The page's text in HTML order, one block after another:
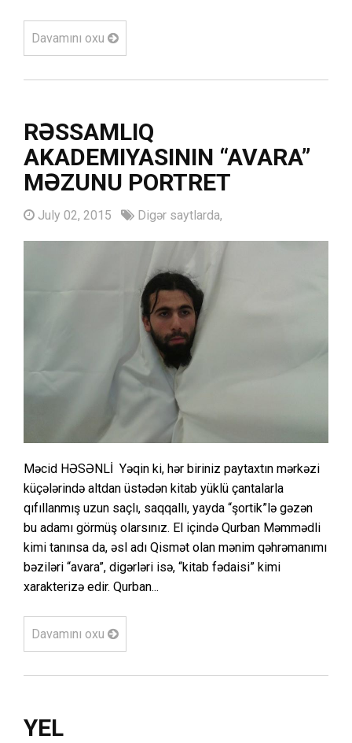
Davamını oxu
RƏSSAMLIQ
AKADEMIYASININ “AVARA”
MƏZUNU PORTRET
July 02, 2015 Digər saytlarda,
Məcid HƏSƏNLİ Yəqin ki, hər biriniz paytaxtın mərkəzi
küçələrində altdan üstədən kitab yüklü çantalarla
qıfıllanmış uzun saçlı, saqqallı, yayda “şortik”lə gəzən
bu adamı görmüş olarsınız. El içində Qurban Məmmədli
kimi tanınsa da, əsl adı Qismət olan mənim qəhrəmanımı
bəziləri “avara”, digərləri isə, “kitab fədaisi” kimi
xarakterizə edir. Qurban...
Davamını oxu
YEL